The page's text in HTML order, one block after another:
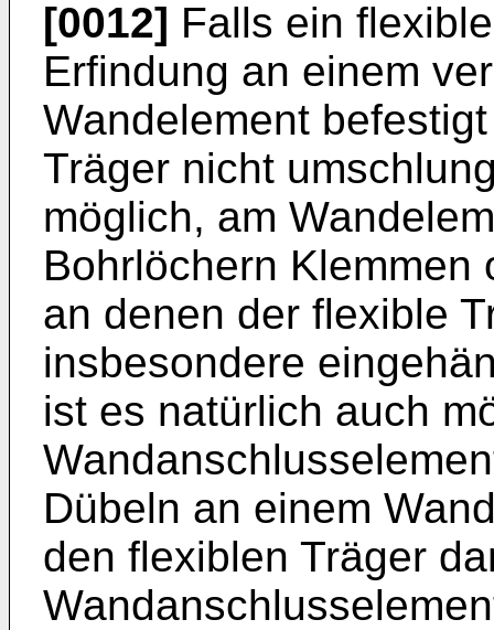
[0012] Falls ein
Erfindung an einem
Wandelement
Träger nicht
möglich, am
Bohrlöchern
an denen der flexible
insbesondere
ist es natürlich auch
Dübeln an einem
den flexiblen Träger